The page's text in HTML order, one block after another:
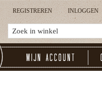
REGISTREREN INLOGGEN
Mijn account